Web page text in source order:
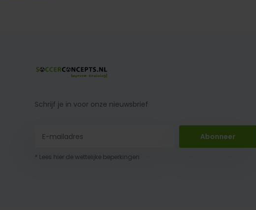
Schrijf je in voor onze nieuwsbrief
Abonneer
* Lees hier de wettelijke beperkingen